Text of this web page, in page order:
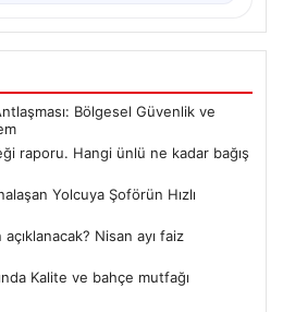
Bölgesel Güvenlik ve
raporu. Hangi ünlü ne kadar bağış
Yolcuya Şoförün Hızlı
Nisan ayı faiz
Kalite ve bahçe mutfağı